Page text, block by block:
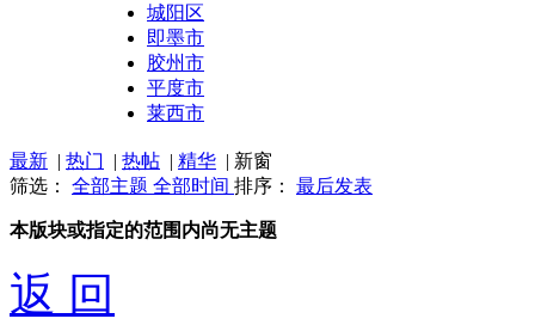
城阳区
即墨市
胶州市
平度市
莱西市
最新 | 热门 | 热帖 | 精华 | 新窗
筛选： 全部主题 全部时间 排序： 最后发表
本版块或指定的范围内尚无主题
返 回